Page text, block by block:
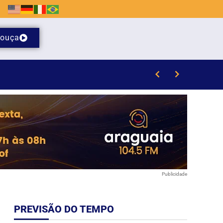
ouça
Publicidade
PREVISÃO DO TEMPO